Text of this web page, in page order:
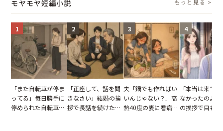
モヤモヤ短編小説 もっと見る >
1
「また自転車が停ま
ってる」毎日勝手に
停められた自転車。
2
「正座して、話を聞
きなさい」結婚の挨
拶で長話を続けた義
3
夫「鍋でも作ればい
いんじゃない？」高
熱40度の妻に看病な
4
「本当は来て
なかったのよ
の挨拶で目も